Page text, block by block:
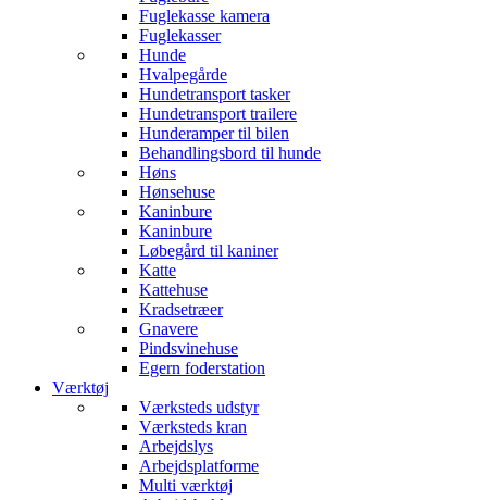
Fuglekasse kamera
Fuglekasser
Hunde
Hvalpegårde
Hundetransport tasker
Hundetransport trailere
Hunderamper til bilen
Behandlingsbord til hunde
Høns
Hønsehuse
Kaninbure
Kaninbure
Løbegård til kaniner
Katte
Kattehuse
Kradsetræer
Gnavere
Pindsvinehuse
Egern foderstation
Værktøj
Værksteds udstyr
Værksteds kran
Arbejdslys
Arbejdsplatforme
Multi værktøj